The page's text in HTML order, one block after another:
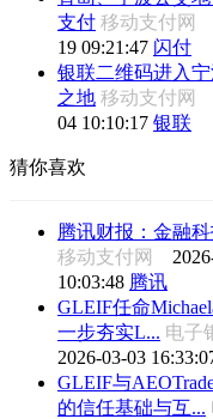
支付 移动支付网
19 09:21:47 闪付
银联二维码进入
之地 移动支付网
04 10:10:17 银联
猜你喜欢
腾讯财报：金融
移动支付网
10:03:48 腾讯
GLEIF任命
一步夯实L... 电子
2026-03-03
GLEIF与
的信任基础与互...